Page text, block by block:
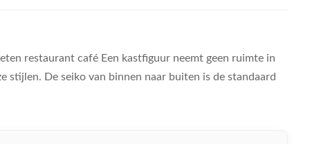
restaurant café Een kastfiguur neemt geen ruimte in
stijlen. De seiko van binnen naar buiten is de standaard